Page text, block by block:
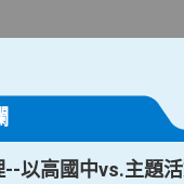
--以高國中vs.主題